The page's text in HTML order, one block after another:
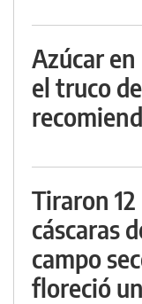
Azúcar
el truco
Tiraron
cáscaras
campo
floreció